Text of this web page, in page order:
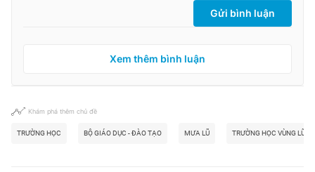
Gửi bình luận
Xem thêm bình luận
Khám phá thêm chủ đề
TRƯỜNG HỌC BỘ GIÁO DỤC - ĐÀO TẠO MƯA LŨ TRƯỜNG HỌC VÙNG LŨ